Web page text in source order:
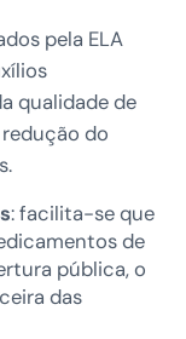
pela ELA
qualidade de
do
: facilita-se que
de
pública, o
das